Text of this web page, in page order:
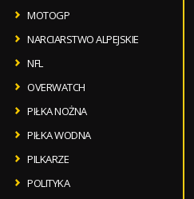
MOTOGP
NARCIARSTWO ALPEJSKIE
NFL
OVERWATCH
PIŁKA NOŻNA
PIŁKA WODNA
PILKARZE
POLITYKA